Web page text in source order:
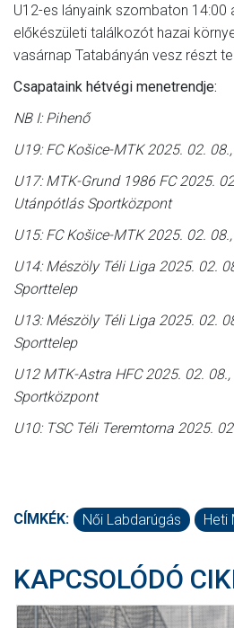
U12-es lányaink szombaton 14:00
előkészületi találkozót hazai
vasárnap Tatabányán vesz részt
Csapataink hétvégi menetrendje:
NB I: Pihenő
U19: FC Košice-MTK 2025. 02.
U17: MTK-Grund 1986 FC 2025.
Utánpótlás Sportközpont
U15: FC Košice-MTK 2025. 02.
U14: Mészöly Téli Liga 2025. 02.
Sporttelep
U13: Mészöly Téli Liga 2025. 02.
Sporttelep
U12 MTK-Astra HFC 2025. 02.
Sportközpont
U10: TSC Téli Teremtorna 2025.
CÍMKÉK: Női Labdarúgás Heti
KAPCSOLÓDÓ